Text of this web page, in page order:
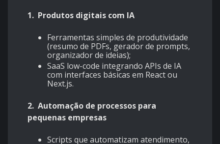
1. Produtos digitais com IA
Ferramentas simples de produtividade
(resumo de PDFs, gerador de prompts,
organizador de ideias);
SaaS low-code integrando APIs de IA
com interfaces básicas em React ou
Next.js.
2. Automação de processos para
pequenas empresas
Scripts que automatizam atendimento,